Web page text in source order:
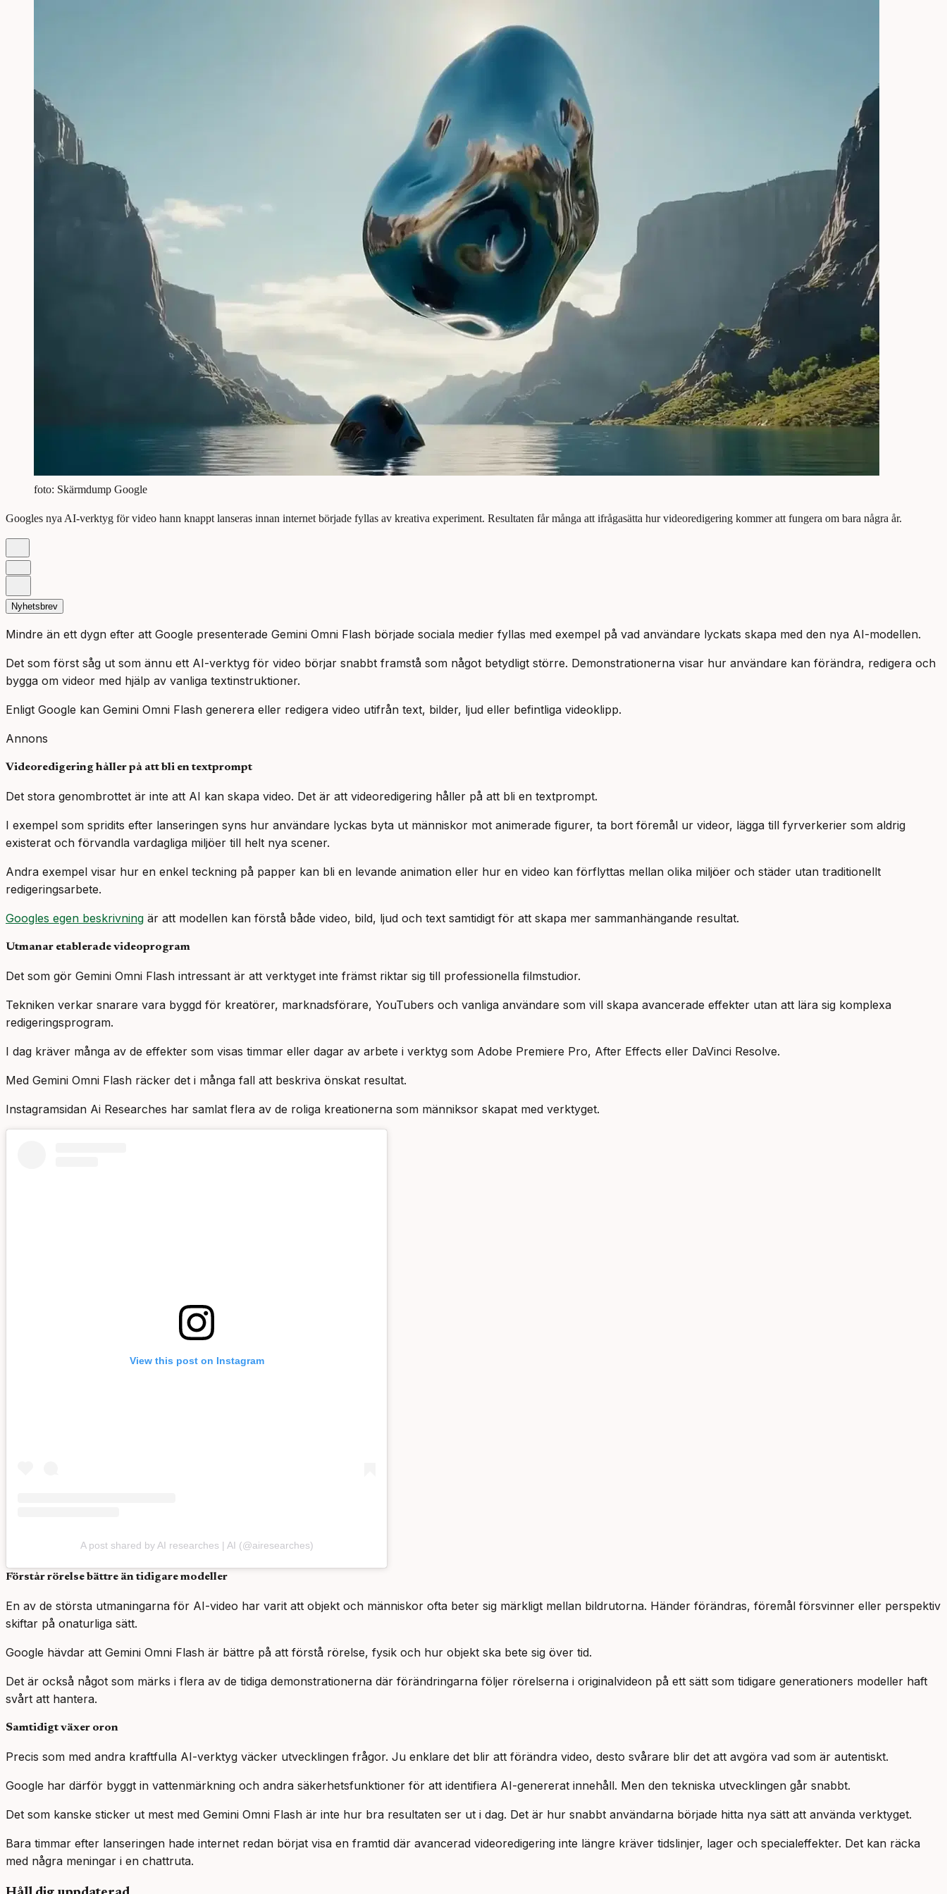
foto: Skärmdump Google
Googles nya AI-verktyg för video hann knappt lanseras innan internet började fyllas av kreativa experiment. Resultaten får många att ifrågasätta hur videoredigering kommer att fungera om bara några år.
Nyhetsbrev
Mindre än ett dygn efter att Google presenterade Gemini Omni Flash började sociala medier fyllas med exempel på vad användare lyckats skapa med den nya AI-modellen.
Det som först såg ut som ännu ett AI-verktyg för video börjar snabbt framstå som något betydligt större. Demonstrationerna visar hur användare kan förändra, redigera och
bygga om videor med hjälp av vanliga textinstruktioner.
Enligt Google kan Gemini Omni Flash generera eller redigera video utifrån text, bilder, ljud eller befintliga videoklipp.
Annons
Videoredigering håller på att bli en textprompt
Det stora genombrottet är inte att AI kan skapa video. Det är att videoredigering håller på att bli en textprompt.
I exempel som spridits efter lanseringen syns hur användare lyckas byta ut människor mot animerade figurer, ta bort föremål ur videor, lägga till fyrverkerier som aldrig
existerat och förvandla vardagliga miljöer till helt nya scener.
Andra exempel visar hur en enkel teckning på papper kan bli en levande animation eller hur en video kan förflyttas mellan olika miljöer och städer utan traditionellt
redigeringsarbete.
Googles egen beskrivning är att modellen kan förstå både video, bild, ljud och text samtidigt för att skapa mer sammanhängande resultat.
Utmanar etablerade videoprogram
Det som gör Gemini Omni Flash intressant är att verktyget inte främst riktar sig till professionella filmstudior.
Tekniken verkar snarare vara byggd för kreatörer, marknadsförare, YouTubers och vanliga användare som vill skapa avancerade effekter utan att lära sig komplexa
redigeringsprogram.
I dag kräver många av de effekter som visas timmar eller dagar av arbete i verktyg som Adobe Premiere Pro, After Effects eller DaVinci Resolve.
Med Gemini Omni Flash räcker det i många fall att beskriva önskat resultat.
Instagramsidan Ai Researches har samlat flera av de roliga kreationerna som männiksor skapat med verktyget.
View this post on Instagram
A post shared by AI researches | AI (@airesearches)
Förstår rörelse bättre än tidigare modeller
En av de största utmaningarna för AI-video har varit att objekt och människor ofta beter sig märkligt mellan bildrutorna. Händer förändras, föremål försvinner eller perspektiv
skiftar på onaturliga sätt.
Google hävdar att Gemini Omni Flash är bättre på att förstå rörelse, fysik och hur objekt ska bete sig över tid.
Det är också något som märks i flera av de tidiga demonstrationerna där förändringarna följer rörelserna i originalvideon på ett sätt som tidigare generationers modeller haft
svårt att hantera.
Samtidigt växer oron
Precis som med andra kraftfulla AI-verktyg väcker utvecklingen frågor. Ju enklare det blir att förändra video, desto svårare blir det att avgöra vad som är autentiskt.
Google har därför byggt in vattenmärkning och andra säkerhetsfunktioner för att identifiera AI-genererat innehåll. Men den tekniska utvecklingen går snabbt.
Det som kanske sticker ut mest med Gemini Omni Flash är inte hur bra resultaten ser ut i dag. Det är hur snabbt användarna började hitta nya sätt att använda verktyget.
Bara timmar efter lanseringen hade internet redan börjat visa en framtid där avancerad videoredigering inte längre kräver tidslinjer, lager och specialeffekter. Det kan räcka
med några meningar i en chattruta.